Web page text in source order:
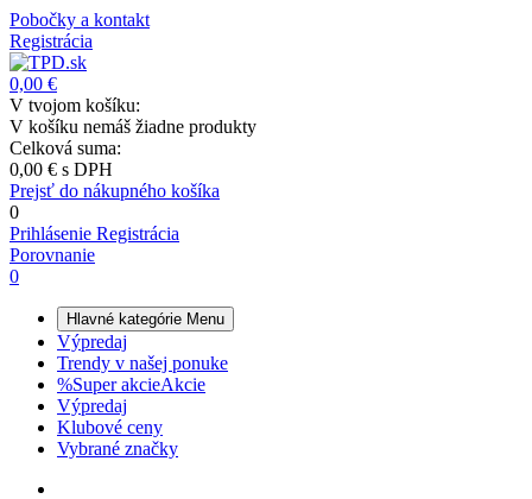
Pobočky a kontakt
Registrácia
0,00 €
V tvojom košíku:
V košíku nemáš žiadne produkty
Celková suma:
0,00 € s DPH
Prejsť do nákupného košíka
0
Prihlásenie Registrácia
Porovnanie
0
Hlavné kategórie Menu
Výpredaj
Trendy v našej ponuke
%Super akcieAkcie
Výpredaj
Klubové ceny
Vybrané značky